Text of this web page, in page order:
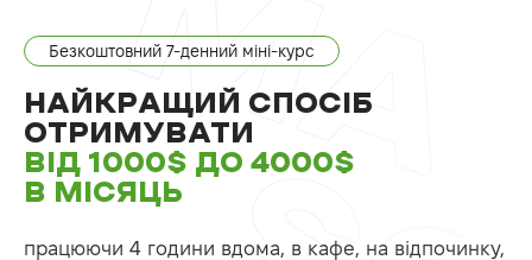
Безкоштовний 7-денний міні-курс
НАЙКРАЩИЙ СПОСІБ
ОТРИМУВАТИ
ВІД 1000$ ДО 4000$
В МІСЯЦЬ
працюючи 4 години вдома, в кафе, на відпочинку,